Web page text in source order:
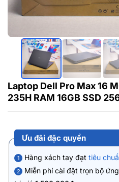
Laptop Dell Pro Max 16
235H RAM 16GB SSD
Ưu đãi đặc quyền
1 Hàng xách tay đạt tiêu
2
Miễn phí cài đặt trọn bộ